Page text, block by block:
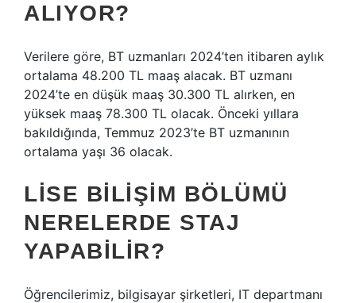
ALIYOR?
Verilere göre, BT uzmanları 2024’ten itibaren aylık
ortalama 48.200 TL maaş alacak. BT uzmanı
2024’te en düşük maaş 30.300 TL alırken, en
yüksek maaş 78.300 TL olacak. Önceki yıllara
bakıldığında, Temmuz 2023’te BT uzmanının
ortalama yaşı 36 olacak.
LISE BILIŞIM BÖLÜMÜ
NERELERDE STAJ
YAPABILIR?
Öğrencilerimiz, bilgisayar şirketleri, IT departmanı